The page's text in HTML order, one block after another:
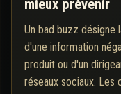
mieux prévenir
Un bad buzz désigne
d'une information
produit ou d'un
réseaux sociaux. Les